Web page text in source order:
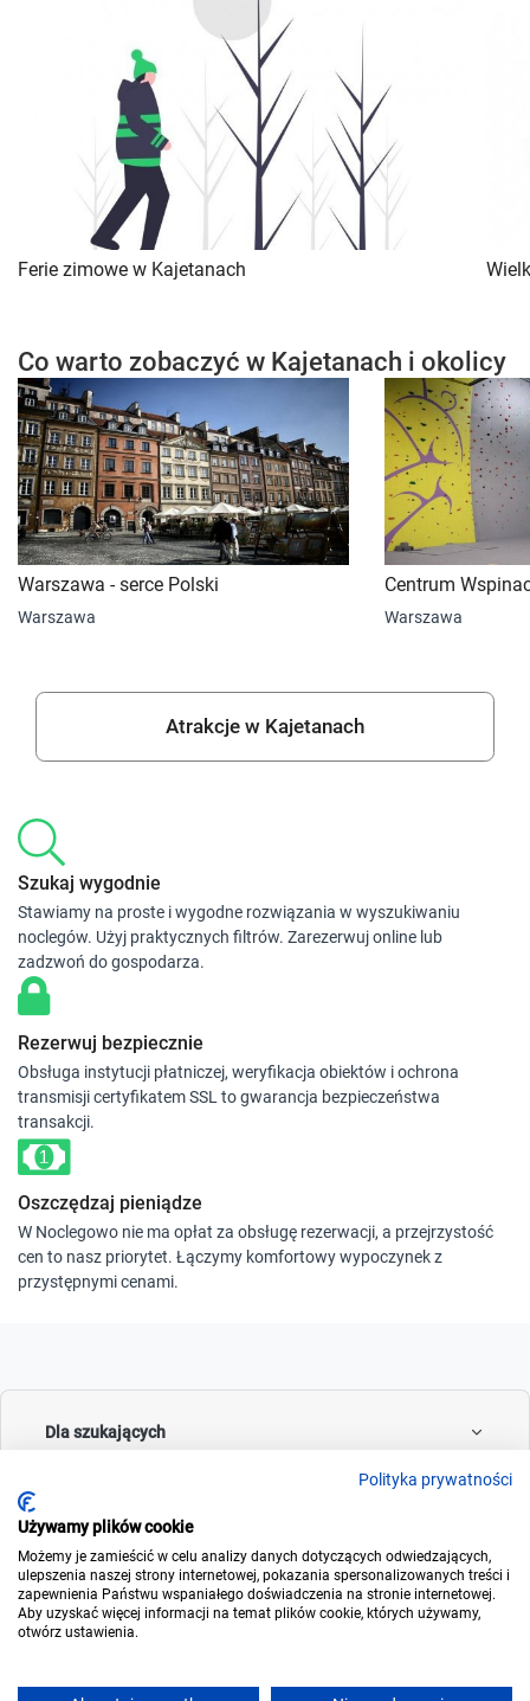
Ferie zimowe w Kajetanach
Co warto zobaczyć w Kajetanach i okolicy
Warszawa - serce Polski
Warszawa
Centrum
Warszawa
Atrakcje w Kajetanach
Szukaj wygodnie
Stawiamy na proste i wygodne rozwiązania w wyszukiwaniu
noclegów. Użyj praktycznych filtrów. Zarezerwuj online lub
zadzwoń do gospodarza.
Rezerwuj bezpiecznie
Obsługa instytucji płatniczej, weryfikacja obiektów i ochrona
transmisji certyfikatem SSL to gwarancja bezpieczeństwa
transakcji.
Oszczędzaj pieniądze
W Noclegowo nie ma opłat za obsługę rezerwacji, a przejrzystość
cen to nasz priorytet. Łączymy komfortowy wypoczynek z
przystępnymi cenami.
Dla szukających
Dla wynajmujących
Polityka prywatności
Używamy plików cookie
Możemy je zamieścić w celu analizy danych dotyczących odwiedzających,
ulepszenia naszej strony internetowej, pokazania spersonalizowanych treści i
zapewnienia Państwu wspaniałego doświadczenia na stronie internetowej.
Aby uzyskać więcej informacji na temat plików cookie, których używamy,
otwórz ustawienia.